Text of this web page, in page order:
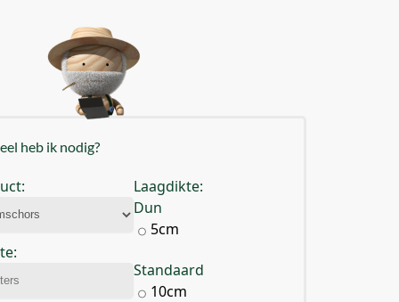
heb ik nodig?
Laagdikte:
Dun
5cm
Standaard
10cm